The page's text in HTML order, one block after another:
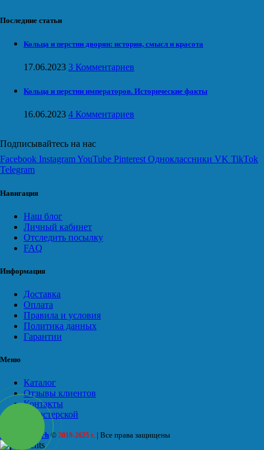
Последние статьи
Кольца и перстни дворян: история, смысл и красота
17.06.2023 3 Комментариев
Кольца и перстни императоров. Исторические факты
16.06.2023 4 Комментариев
Подписывайтесь на нас
Facebook InstagramYouTube Pinterest Одноклассники VK TikTok
Telegram
Навигация
Наш блог
Личный кабинет
Отследить посылку
FAQ
Информация
Доставка
Оплата
Правила и условия
Политика данных
Гарантии
Меню
Каталог
Отзывы клиентов
Контакты
О мастерской
Silver Monarh © 2019-2025 г. | Все права защищены